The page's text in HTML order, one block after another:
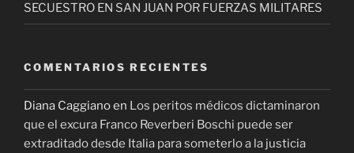
SECUESTRO EN SAN JUAN POR FUERZAS MILITARES
COMENTARIOS RECIENTES
Diana Caggianoen Los peritos médicos dictaminaron
que el excura Franco Reverberi Boschi puede ser
extraditado desde Italia para someterlo a la justicia